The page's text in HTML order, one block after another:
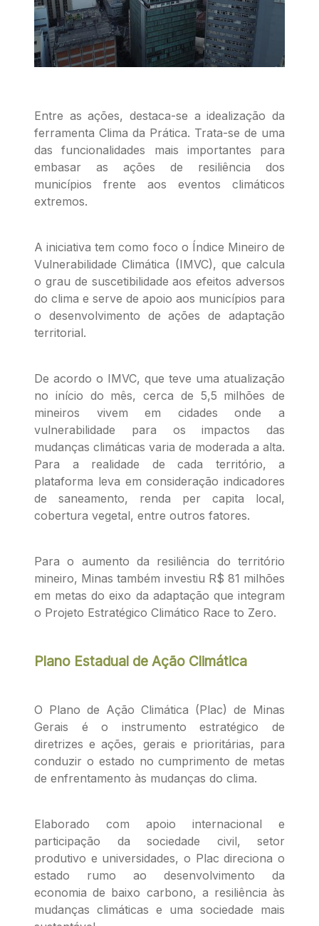
Entre as ações, destaca-se a idealização da
ferramenta Clima da Prática. Trata-se de uma
das funcionalidades mais importantes para
embasar as ações de resiliência dos
municípios frente aos eventos climáticos
extremos.
A iniciativa tem como foco o Índice Mineiro de
Vulnerabilidade Climática (IMVC), que calcula
o grau de suscetibilidade aos efeitos adversos
do clima e serve de apoio aos municípios para
o desenvolvimento de ações de adaptação
territorial.
De acordo o IMVC, que teve uma atualização
no início do mês, cerca de 5,5 milhões de
mineiros vivem em cidades onde a
vulnerabilidade para os impactos das
mudanças climáticas varia de moderada a alta.
Para a realidade de cada território, a
plataforma leva em consideração indicadores
de saneamento, renda per capita local,
cobertura vegetal, entre outros fatores.
Para o aumento da resiliência do território
mineiro, Minas também investiu R$ 81 milhões
em metas do eixo da adaptação que integram
o Projeto Estratégico Climático Race to Zero.
Plano Estadual de Ação Climática
O Plano de Ação Climática (Plac) de Minas
Gerais é o instrumento estratégico de
diretrizes e ações, gerais e prioritárias, para
conduzir o estado no cumprimento de metas
de enfrentamento às mudanças do clima.
Elaborado com apoio internacional e
participação da sociedade civil, setor
produtivo e universidades, o Plac direciona o
estado rumo ao desenvolvimento da
economia de baixo carbono, a resiliência às
mudanças climáticas e uma sociedade mais